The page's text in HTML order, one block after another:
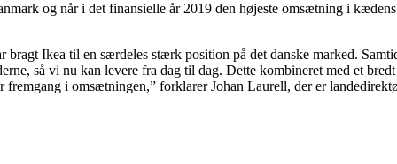
og når i det finansielle år 2019 den højeste omsætning i
Ikea til en særdeles stærk position på det danske marked.
så vi nu kan levere fra dag til dag. Dette kombineret med et
fremgang i omsætningen,” forklarer Johan Laurell, der er